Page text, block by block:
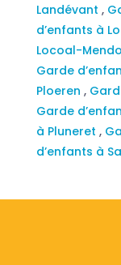
Landévant ,
d’enfants à
Locoal-
Garde
Ploeren ,
Garde
à Pluneret ,
d’enfants à